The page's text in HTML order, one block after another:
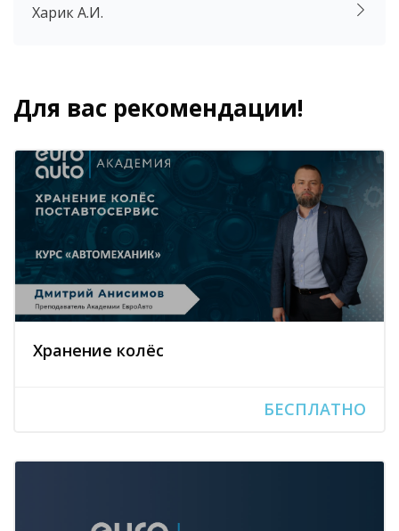
Харик А.И.
Блоки
Пропустить [Cocoon] Похожие курсы
Для вас рекомендации!
Хранение колёс
БЕСПЛАТНО